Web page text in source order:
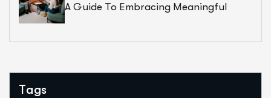
A Guide To Embracing Meaningful
Tags